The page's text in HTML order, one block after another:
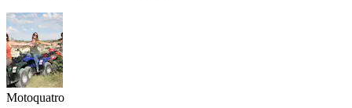
Motoquatro